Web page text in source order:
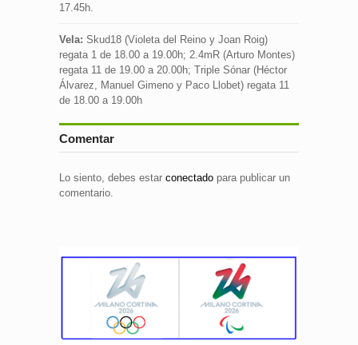
17.45h.
Vela: Skud18 (Violeta del Reino y Joan Roig)
regata 1 de 18.00 a 19.00h; 2.4mR (Arturo Montes)
regata 11 de 19.00 a 20.00h; Triple Sónar (Héctor
Álvarez, Manuel Gimeno y Paco Llobet) regata 11
de 18.00 a 19.00h
Comentar
Lo siento, debes estar conectado para publicar un
comentario.